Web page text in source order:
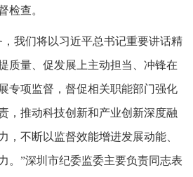
检查。
我们将以习近平总书记重要讲话精
质量、促发展上主动担当、冲锋在
专项监督，督促相关职能部门强化
，推动科技创新和产业创新深度融
，不断以监督效能增进发展动能、
。”深圳市纪委监委主要负责同志表